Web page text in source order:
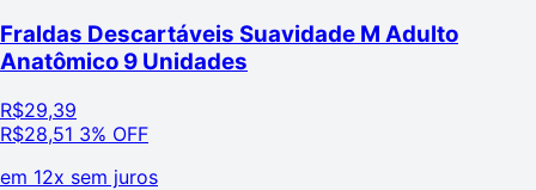
Fraldas Descartáveis Suavidade M Adulto
Anatômico 9 Unidades
R$29,39
R$28,51 3% OFF
em 12x sem juros